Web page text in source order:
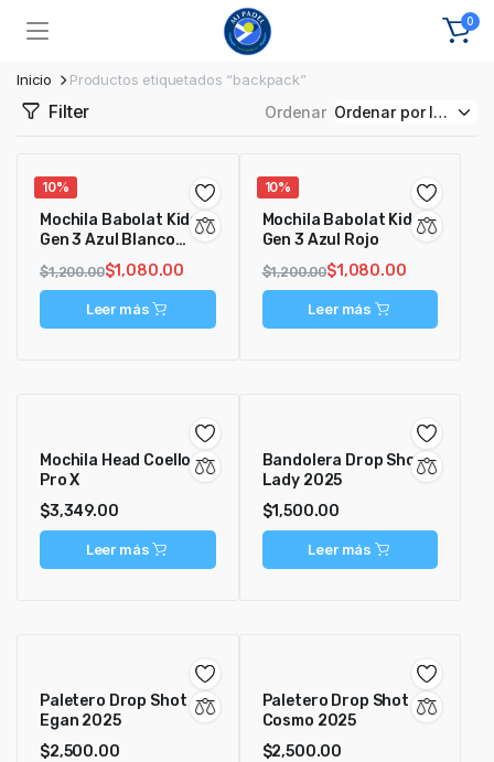
0
Inicio Productos etiquetados “backpack”
Filter Ordenar
10%
Mochila Babolat Kids
Gen 3 Azul Blanco
$1,200.00$1,080.00
Leer más
10%
Mochila Babolat Kids
Gen 3 Azul Rojo
$1,200.00$1,080.00
Leer más
Mochila Head Coello
Pro X
$3,349.00
Leer más
Bandolera Drop Shot
Lady 2025
$1,500.00
Leer más
Paletero Drop Shot
Egan 2025
$2,500.00
Paletero Drop Shot
Cosmo 2025
$2,500.00